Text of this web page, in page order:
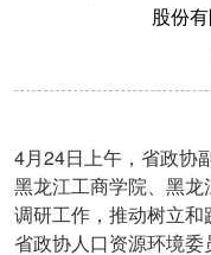
股份
4月 24日上午，省政协
黑龙江工商学院、黑
调研工作，推动树立和
省政协人口资源环境